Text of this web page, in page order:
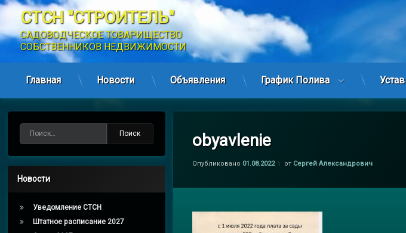
содержимому
СТСН "СТРОИТЕЛЬ"
САДОВОДЧЕСКОЕ ТОВАРИЩЕСТВО
СОБСТВЕННИКОВ НЕДВИЖИМОСТИ
Главная Новости Объявления График Полива Устав
obyavlenie
Опубликовано 01.08.2022 от Сергей Александрович
Новости
Уведомление СТСН
Штатное расписание 2027